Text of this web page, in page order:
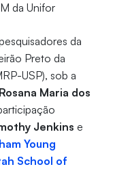
da Unifor
da
Preto da
USP), sob a
Rosana Maria dos
Jenkins e
Young
School of